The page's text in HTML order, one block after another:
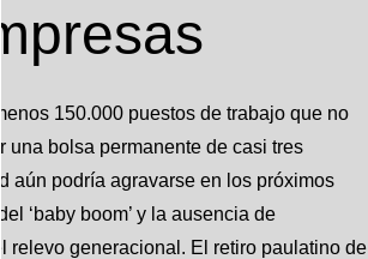
150.000 puestos de trabajo que no
una bolsa permanente de casi tres
aún podría agravarse en los próximos
‘baby boom’ y la ausencia de
relevo generacional. El retiro paulatino de